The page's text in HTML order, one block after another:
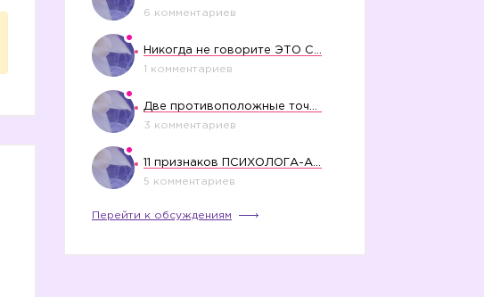
6 комментариев
1 комментариев
3 комментариев
5 комментариев
Перейти к обсуждениям